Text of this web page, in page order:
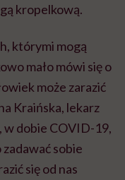
kropelkową.
którymi mogą
mało mówi się o
może zarazić
Kraińska, lekarz
w dobie COVID-19,
sobie
się od nas